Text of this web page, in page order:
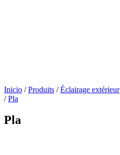
Inicio / Produits / Éclairage extérieur
/ Pla
Pla